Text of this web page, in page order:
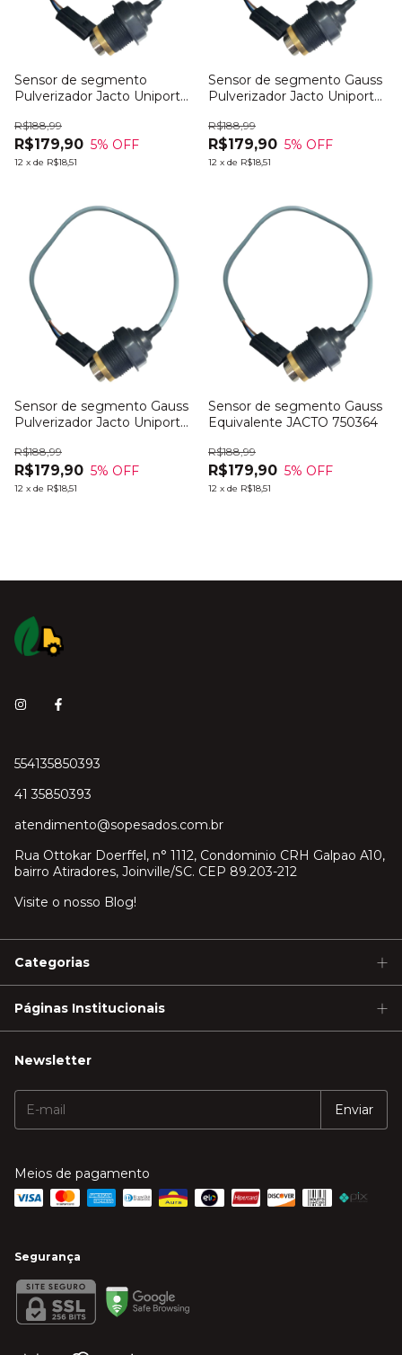
Sensor de segmento
Pulverizador Jacto Uniport
R$179,90
R$188,99
5% OFF
12 x de R$18,51
Sensor de segmento Gauss
Pulverizador Jacto Uniport
R$179,90
R$188,99
5% OFF
12 x de R$18,51
Sensor de segmento Gauss
Pulverizador Jacto Uniport
R$179,90
R$188,99
5% OFF
12 x de R$18,51
Sensor de segmento Gauss
Equivalente JACTO 750364
R$179,90
R$188,99
5% OFF
12 x de R$18,51
554135850393
41 35850393
atendimento@sopesados.com.br
Rua Ottokar Doerffel, n° 1112, Condominio CRH Galpao A10,
bairro Atiradores, Joinville/SC. CEP 89.203-212
Visite o nosso Blog!
Categorias
Páginas Institucionais
Newsletter
Meios de pagamento
Segurança